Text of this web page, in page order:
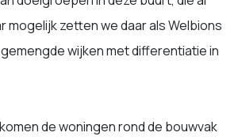
mogelijk zetten we daar als Welbions
wijken met differentiatie in
de woningen rond de bouwvak